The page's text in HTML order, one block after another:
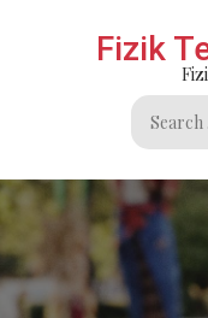
Fizik
Search
for: